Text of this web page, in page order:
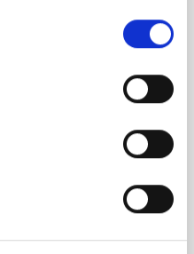
Cross
lensed quasar QSO
including
a region far enough